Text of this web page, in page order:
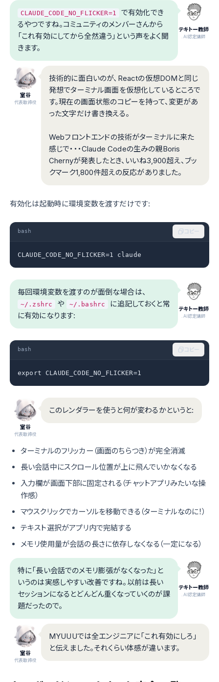
テキトー教師
.AI認定講師
CLAUDE_CODE_NO_FLICKER=1
で有効化でき
るやつですね。コミュニティのメンバーさんから
「これ有効にしてから全然違う」という声をよく聞
きます。
室谷
代表取締役
技術的に面白いのが、Reactの仮想DOMと同じ
発想でターミナル画面を仮想化しているところで
す。現在の画面状態のコピーを持って、変更があ
った文字だけ書き換える。
Webフロントエンドの技術がターミナルに来た
感じで・・・Claude Codeの生みの親Boris
Chernyが発表したとき、いいね3,900超え、ブッ
クマーク1,800件超えの反応がありました。
有効化は起動時に環境変数を渡すだけです:
bash コピー
CLAUDE_CODE_NO_FLICKER=1 claude
テキトー教師
.AI認定講師
毎回環境変数を渡すのが面倒な場合は、
~/.zshrc や ~/.bashrc
に追記しておくと常
に有効になります:
bash コピー
export CLAUDE_CODE_NO_FLICKER=1
室谷
代表取締役
このレンダラーを使うと何が変わるかというと:
ターミナルのフリッカー（画面のちらつき）が完全消滅
長い会話中にスクロール位置が上に飛んでいかなくなる
入力欄が画面下部に固定される（チャットアプリみたいな操
作感）
マウスクリックでカーソルを移動できる（ターミナルなのに！）
テキスト選択がアプリ内で完結する
メモリ使用量が会話の長さに依存しなくなる（一定になる）
テキトー教師
.AI認定講師
特に「長い会話でのメモリ膨張がなくなった」と
いうのは実感しやすい改善ですね。以前は長い
セッションになるとどんどん重くなっていくのが課
題だったので。
室谷
代表取締役
MYUUUでは全エンジニアに「これ有効にしろ」
と伝えました。それくらい体感が違います。